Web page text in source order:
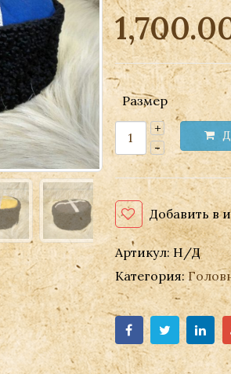
Размер
Добавить в
Артикул:Н/Д
Категория: